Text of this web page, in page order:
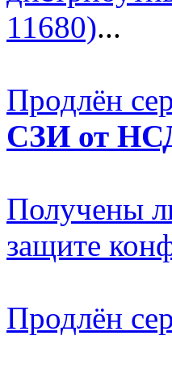
11680)...
Продлён
СЗИ от
Получены
защите
Продлён